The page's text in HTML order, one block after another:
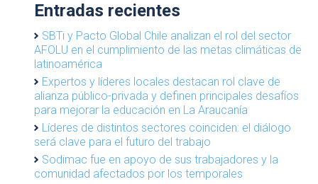
Entradas recientes
SBTi y Pacto Global Chile analizan el rol del sector
AFOLU en el cumplimiento de las metas climáticas de
latinoamérica
Expertos y líderes locales destacan rol clave de
alianza público-privada y definen principales desafíos
para mejorar la educación en La Araucanía
Líderes de distintos sectores coinciden: el diálogo
será clave para el futuro del trabajo
Sodimac fue en apoyo de sus trabajadores y la
comunidad afectados por los temporales